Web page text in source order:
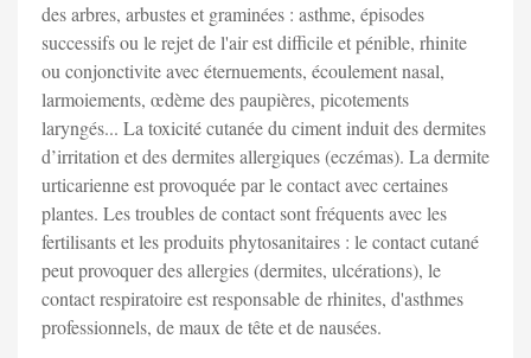
des arbres, arbustes et graminées : asthme, épisodes
successifs ou le rejet de l'air est difficile et pénible, rhinite
ou conjonctivite avec éternuements, écoulement nasal,
larmoiements, œdème des paupières, picotements
laryngés... La toxicité cutanée du ciment induit des dermites
d’irritation et des dermites allergiques (eczémas). La dermite
urticarienne est provoquée par le contact avec certaines
plantes. Les troubles de contact sont fréquents avec les
fertilisants et les produits phytosanitaires : le contact cutané
peut provoquer des allergies (dermites, ulcérations), le
contact respiratoire est responsable de rhinites, d'asthmes
professionnels, de maux de tête et de nausées.